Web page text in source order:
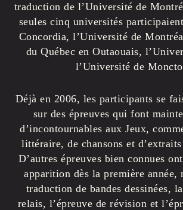
traduction de l’Université de
seules cinq universités
Concordia, l’Université de
du Québec en Outaouais,
l’Université de
Déjà en 2006, les participants se
sur des épreuves qui font
d’incontournables aux Jeux,
littéraire, de chansons et
D’autres épreuves bien connues
apparition dès la première année,
traduction de bandes dessinées,
relais, l’épreuve de révision et